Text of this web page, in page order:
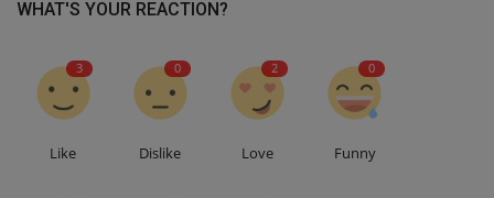
WHAT'S YOUR REACTION?
3
Like
0
Dislike
2
Love
0
Funny